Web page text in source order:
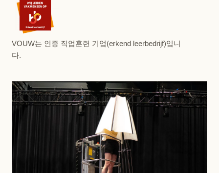
VOUW는 인증 직업훈련 기업(erkend leerbedrijf)입니
다.